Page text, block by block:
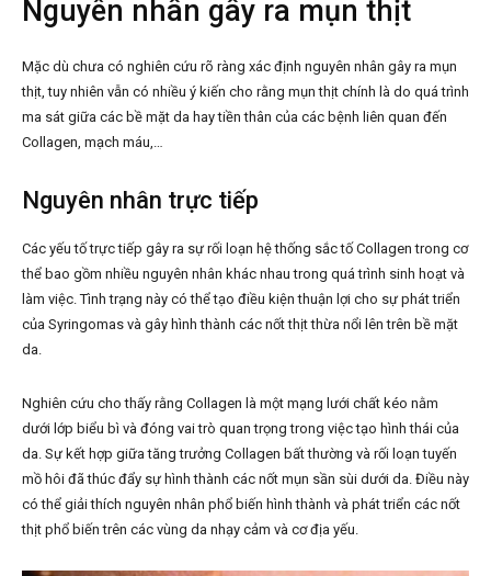
Nguyên nhân gây ra mụn thịt
Mặc dù chưa có nghiên cứu rõ ràng xác định nguyên nhân gây ra mụn
thịt, tuy nhiên vẫn có nhiều ý kiến cho rằng mụn thịt chính là do quá trình
ma sát giữa các bề mặt da hay tiền thân của các bệnh liên quan đến
Collagen, mạch máu,…
Nguyên nhân trực tiếp
Các yếu tố trực tiếp gây ra sự rối loạn hệ thống sắc tố Collagen trong cơ
thể bao gồm nhiều nguyên nhân khác nhau trong quá trình sinh hoạt và
làm việc. Tình trạng này có thể tạo điều kiện thuận lợi cho sự phát triển
của Syringomas và gây hình thành các nốt thịt thừa nổi lên trên bề mặt
da.
Nghiên cứu cho thấy rằng Collagen là một mạng lưới chất kéo nằm
dưới lớp biểu bì và đóng vai trò quan trọng trong việc tạo hình thái của
da. Sự kết hợp giữa tăng trưởng Collagen bất thường và rối loạn tuyến
mồ hôi đã thúc đẩy sự hình thành các nốt mụn sần sùi dưới da. Điều này
có thể giải thích nguyên nhân phổ biến hình thành và phát triển các nốt
thịt phổ biến trên các vùng da nhạy cảm và cơ địa yếu.